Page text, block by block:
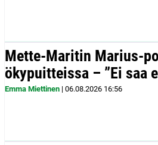
Mette-Maritin Marius-
ökypuitteissa – ”Ei saa
Emma Miettinen | 06.08.2026 16:56